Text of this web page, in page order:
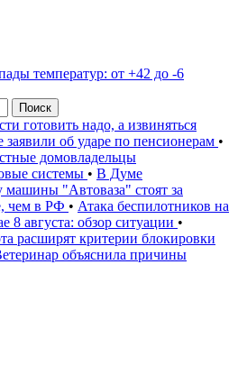
температур: от +42 до -6
Поиск
готовить надо, а извиняться
об ударе по пенсионерам •
домовладельцы
системы • В Думе
машины "Автоваза" стоят за
чем в РФ • Атака беспилотников на
8 августа: обзор ситуации •
расширят критерии блокировки
объяснила причины